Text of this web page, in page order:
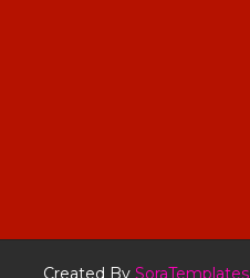
Created BySoraTemplates